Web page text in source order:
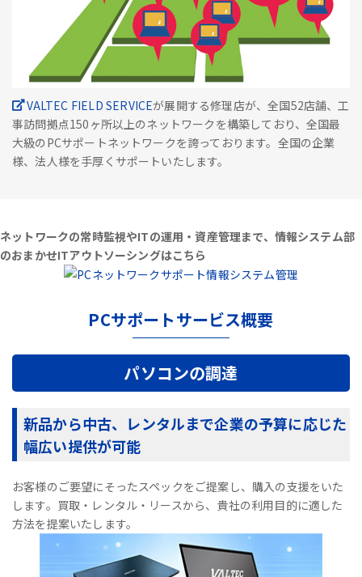
VALTEC FIELD SERVICEが展開する修理店が、全国52店舗、工
事訪問拠点150ヶ所以上のネットワークを構築しており、全国最
大級のPCサポートネットワークを誇っております。全国の企業
様、法人様を手厚くサポートいたします。
ネットワークの常時監視やITの運用・資産管理まで、情報システム部
のおまかせITアウトソーシングはこちら
PCサポートサービス概要
パソコンの調達
新品から中古、レンタルまで企業の予算に応じた
幅広い提供が可能
お客様のご要望にそったスペックをご提案し、購入の支援をいた
します。買取・レンタル・リースから、貴社の利用目的に適した
方法を提案いたします。